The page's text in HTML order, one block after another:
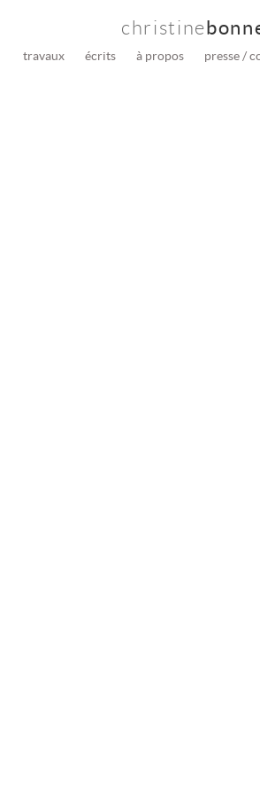
christine
travaux écrits à propos presse /